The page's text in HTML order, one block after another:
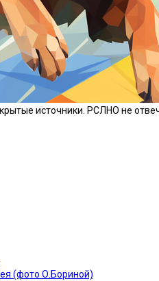
источники. РСЛНО не
(фото О.Бориной)